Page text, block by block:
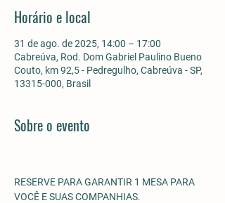
Horário e local
31 de ago. de 2025, 14:00 – 17:00
Cabreúva, Rod. Dom Gabriel Paulino Bueno
Couto, km 92,5 - Pedregulho, Cabreúva - SP,
13315-000, Brasil
Sobre o evento
RESERVE PARA GARANTIR 1 MESA PARA
VOCÊ E SUAS COMPANHIAS.